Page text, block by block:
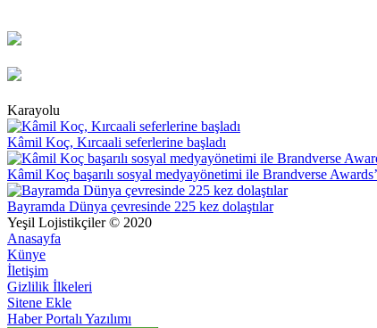
Karayolu
Kâmil Koç, Kırcaali seferlerine başladı
Kâmil Koç başarılı sosyal medyayönetimi ile Brandverse
Bayramda Dünya çevresinde 225 kez dolaştılar
Yeşil Lojistikçiler © 2020
Anasayfa
Künye
İletişim
Gizlilik İlkeleri
Sitene Ekle
Haber Portalı Yazılımı